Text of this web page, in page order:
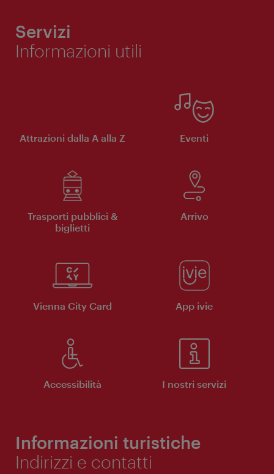
Servizi
Informazioni utili
Attrazioni dalla A alla Z Eventi
Trasporti pubblici &
biglietti
Arrivo
Vienna City Card App ivie
Accessibilità I nostri servizi
Informazioni turistiche
Indirizzi e contatti